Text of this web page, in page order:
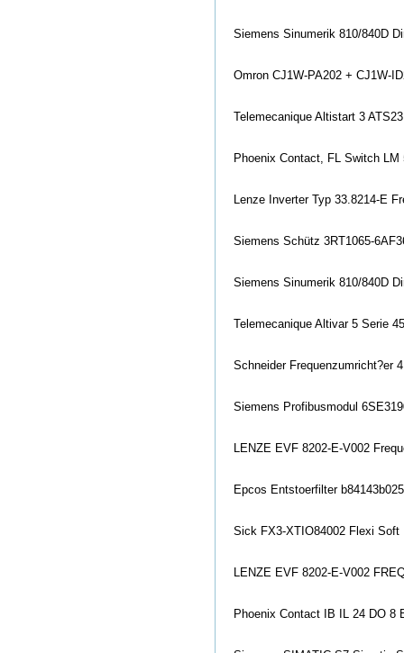
Siemens Sinumerik 810/840D
Omron CJ1W-PA202 + CJ1W-
Telemecanique Altistart 3
Phoenix Contact, FL Switch LM
Lenze Inverter Typ 33.8214-E
Siemens Schütz 3RT1065-
Siemens Sinumerik 810/840D
Telemecanique Altivar 5 Serie
Schneider Frequenzumricht?er
Siemens Profibusmodul
LENZE EVF 8202-E-V002
Epcos Entstoerfilter
Sick FX3-XTIO84002 Flexi Soft
LENZE EVF 8202-E-V002
Phoenix Contact IB IL 24 DO 8